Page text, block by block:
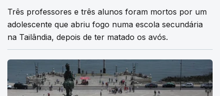
Três professores e três alunos foram mortos por um
adolescente que abriu fogo numa escola secundária
na Tailândia, depois de ter matado os avós.